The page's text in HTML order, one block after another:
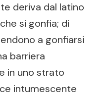
deriva dal latino
si gonfia; di
a gonfiarsi
barriera
in uno strato
intumescente